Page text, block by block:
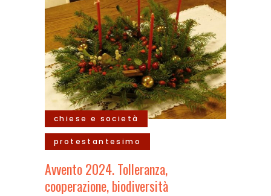
chiese e società
protestantesimo
Avvento 2024. Tolleranza,
cooperazione, biodiversità